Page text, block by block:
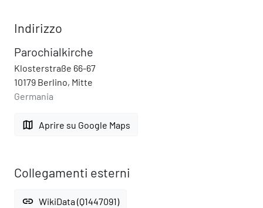
Indirizzo
Parochialkirche
Klosterstraße 66-67
10179 Berlino, Mitte
Germania
map Aprire su Google Maps
Collegamenti esterni
link WikiData (Q1447091)